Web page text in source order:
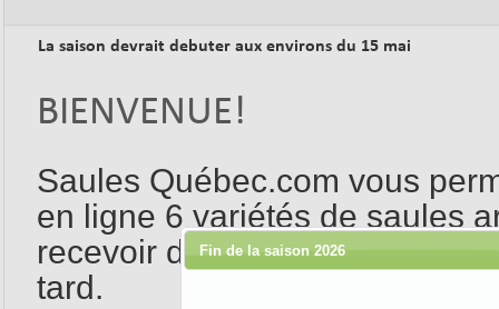
La saison devrait debuter aux environs du 15 mai
BIENVENUE!
Saules Québec.com vous
en ligne 6 variétés de saules
recevoir directement chez
tard.
Fin de la saison 2026